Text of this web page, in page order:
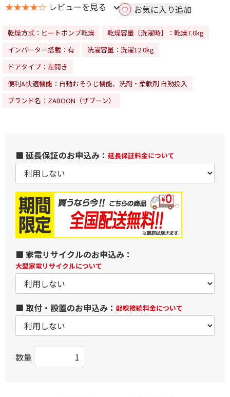
★★★★☆ レビューを見る お気に入り追加
乾燥方式：ヒートポンプ乾燥
乾燥容量［洗濯時］：乾燥7.0kg
インバーター搭載：有
洗濯容量：洗濯12.0kg
ドアタイプ：左開き
便利&快適機能：自動おそうじ機能、洗剤・柔軟剤 自動投入
ブランド名：ZABOON（ザブーン）
■ 延長保証のお申込み： 延長保証料金について
■ 家電リサイクルのお申込み：
大型家電リサイクルについて
■ 取付・設置のお申込み： 配線接続料金について
数量